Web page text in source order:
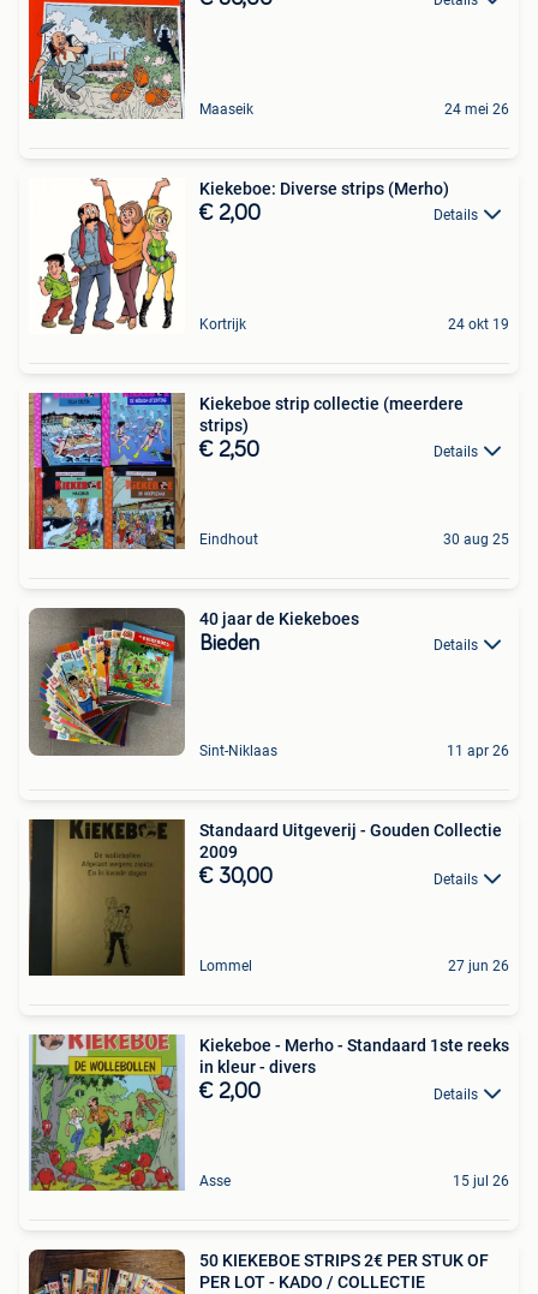
Maaseik 24 mei 26
Kiekeboe: Diverse strips (Merho)
€ 2,00 Details
Kortrijk 24 okt 19
Kiekeboe strip collectie (meerdere
strips)
€ 2,50 Details
Eindhout 30 aug 25
40 jaar de Kiekeboes
Bieden Details
Sint-Niklaas 11 apr 26
Standaard Uitgeverij - Gouden Collectie
2009
€ 30,00 Details
Lommel 27 jun 26
Kiekeboe - Merho - Standaard 1ste reeks
in kleur - divers
€ 2,00 Details
Asse 15 jul 26
50 KIEKEBOE STRIPS 2€ PER STUK OF
PER LOT - KADO / COLLECTIE